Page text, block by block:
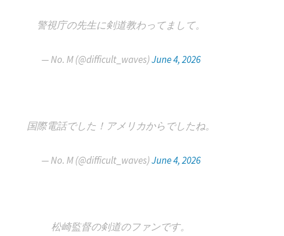
警視庁の先生に剣道教わってまして。
— No. M (@difficult_waves)June 4, 2026
国際電話でした！アメリカからでしたね。
— No. M (@difficult_waves)June 4, 2026
松崎監督の剣道のファンです。